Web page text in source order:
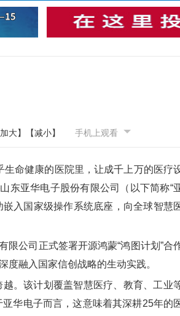
加大】 【减小】 手机上观看
命健康的医院里，让成千上万的医疗
东亚华电子股份有限公司（以下简称“
入国家级操作系统底座，向全球智慧
公司正式签署开源鸿蒙“鸿图计划”合
融入国家信创战略的生动实践。
。该计划覆盖智慧医疗、教育、工业
华电子而言，这意味着其深耕25年的